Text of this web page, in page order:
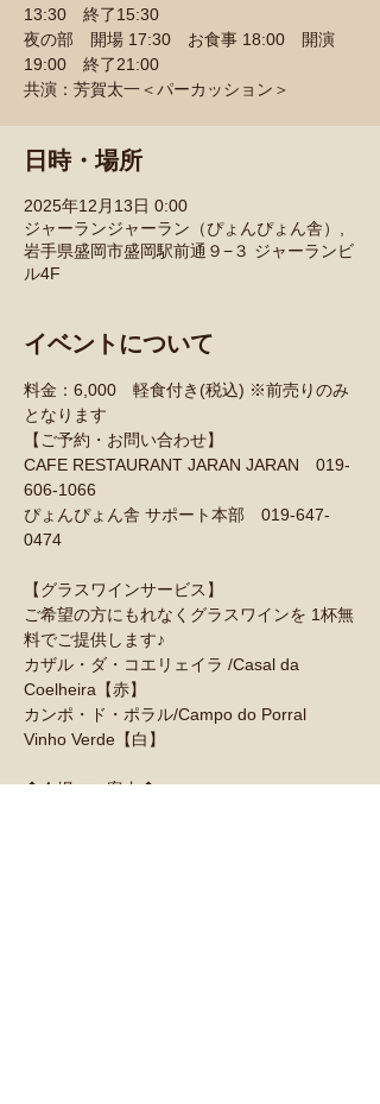
13:30 終了15:30
夜の部 開場 17:30 お食事 18:00 開演
19:00 終了21:00
共演：芳賀太一＜パーカッション＞
日時・場所
2025年12月13日 0:00
ジャーランジャーラン（ぴょんぴょん舎）,
岩手県盛岡市盛岡駅前通９−３ ジャーランビ
ル4F
イベントについて
料金：6,000　軽食付き(税込) ※前売りのみ
となります
【ご予約・お問い合わせ】
CAFE RESTAURANT JARAN JARAN　019-
606-1066
ぴょんぴょん舎 サポート本部　019-647-
0474
【グラスワインサービス】
ご希望の方にもれなくグラスワインを 1杯無
料でご提供します♪
カザル・ダ・コエリェイラ /Casal da
Coelheira【赤】
カンポ・ド・ポラル/Campo do Porral
Vinho Verde【白】
◆会場のご案内◆